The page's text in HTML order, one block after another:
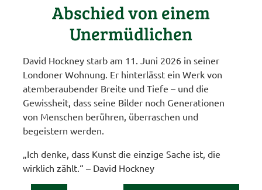
Abschied von einem
Unermüdlichen
David Hockney starb am 11. Juni 2026 in seiner
Londoner Wohnung. Er hinterlässt ein Werk von
atemberaubender Breite und Tiefe – und die
Gewissheit, dass seine Bilder noch Generationen
von Menschen berühren, überraschen und
begeistern werden.
„Ich denke, dass Kunst die einzige Sache ist, die
wirklich zählt.“ – David Hockney